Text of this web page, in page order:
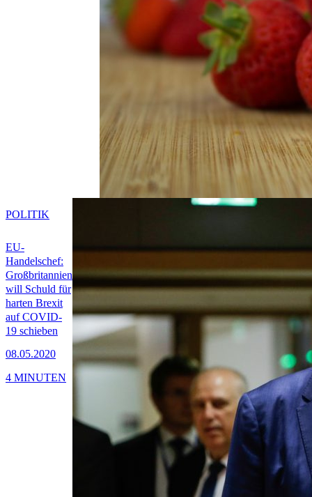
EU-
Handelschef:
Großbritannien
will Schuld für
harten Brexit
auf COVID-
19 schieben
08.05.2020
POLITIK
4 MINUTEN